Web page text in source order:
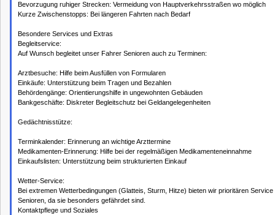
Bevorzugung ruhiger Strecken: Vermeidung von Hauptverkehrsstraßen wo möglich
Kurze Zwischenstopps: Bei längeren Fahrten nach Bedarf
Besondere Services und Extras
Begleitservice:
Auf Wunsch begleitet unser Fahrer Senioren auch zu Terminen:
Arztbesuche: Hilfe beim Ausfüllen von Formularen
Einkäufe: Unterstützung beim Tragen und Bezahlen
Behördengänge: Orientierungshilfe in ungewohnten Gebäuden
Bankgeschäfte: Diskreter Begleitschutz bei Geldangelegenheiten
Gedächtnisstütze:
Terminkalender: Erinnerung an wichtige Arzttermine
Medikamenten-Erinnerung: Hilfe bei der regelmäßigen Medikamenteneinnahme
Einkaufslisten: Unterstützung beim strukturierten Einkauf
Wetter-Service:
Bei extremen Wetterbedingungen (Glatteis, Sturm, Hitze) bieten wir prioritären Service
Senioren, da sie besonders gefährdet sind.
Kontaktpflege und Soziales